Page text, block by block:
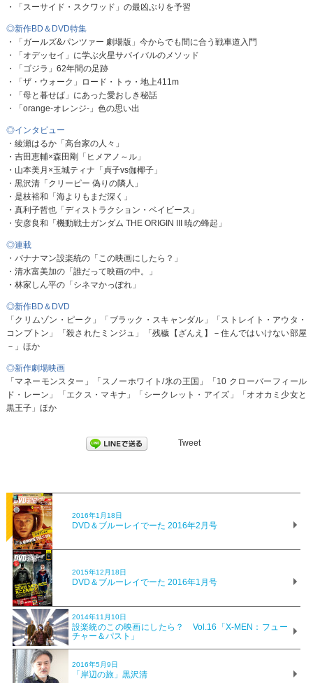
・「スーサイド・スクワッド」の最凶ぶりを予習
◎新作BD＆DVD特集
・「ガールズ&パンツァー 劇場版」今からでも間に合う戦車道入門
・「オデッセイ」に学ぶ火星サバイバルのメソッド
・「ゴジラ」62年間の足跡
・「ザ・ウォーク」ロード・トゥ・地上411m
・「母と暮せば」にあった愛おしき秘話
・「orange-オレンジ-」色の思い出
◎インタビュー
・綾瀬はるか「高台家の人々」
・吉田恵輔×森田剛「ヒメアノ～ル」
・山本美月×玉城ティナ「貞子vs伽椰子」
・黒沢清「クリーピー 偽りの隣人」
・是枝裕和「海よりもまだ深く」
・真利子哲也「ディストラクション・ベイビース」
・安彦良和「機動戦士ガンダム THE ORIGIN III 暁の蜂起」
◎連載
・バナナマン設楽統の「この映画にしたら？」
・清水富美加の「誰だって映画の中。」
・林家しん平の「シネマかっぽれ」
◎新作BD＆DVD
「クリムゾン・ピーク」「ブラック・スキャンダル」「ストレイト・アウタ・
コンプトン」「殺されたミンジュ」「残穢【ざんえ】－住んではいけない部屋
－」ほか
◎新作劇場映画
「マネーモンスター」「スノーホワイト/氷の王国」「10 クローバーフィール
ド・レーン」「エクス・マキナ」「シークレット・アイズ」「オオカミ少女と
黒王子」ほか
Tweet
2016年1月18日
DVD＆ブルーレイでーた 2016年2月号
2015年12月18日
DVD＆ブルーレイでーた 2016年1月号
2014年11月10日
設楽統のこの映画にしたら？ Vol.16「X-MEN：フュー
チャー＆パスト」
2016年5月9日
「岸辺の旅」黒沢清